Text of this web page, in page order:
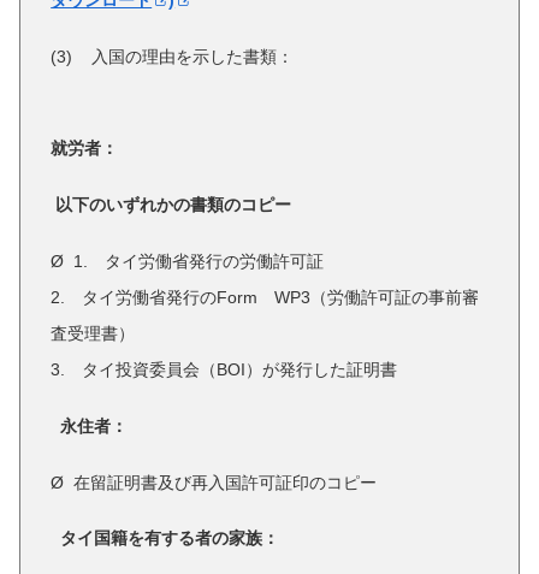
(3) 入国の理由を示した書類：
就労者：
以下のいずれかの書類のコピー
Ø 1. タイ労働省発行の労働許可証
2. タイ労働省発行のForm WP3（労働許可証の事前審
査受理書）
3. タイ投資委員会（BOI）が発行した証明書
永住者：
Ø 在留証明書及び再入国許可証印のコピー
タイ国籍を有する者の家族：